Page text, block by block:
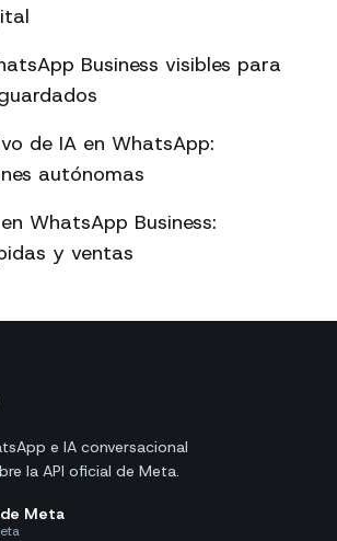
Business visibles para
de IA en WhatsApp:
autónomas
WhatsApp Business:
y ventas
e IA conversacional
la API oficial de Meta.
Meta